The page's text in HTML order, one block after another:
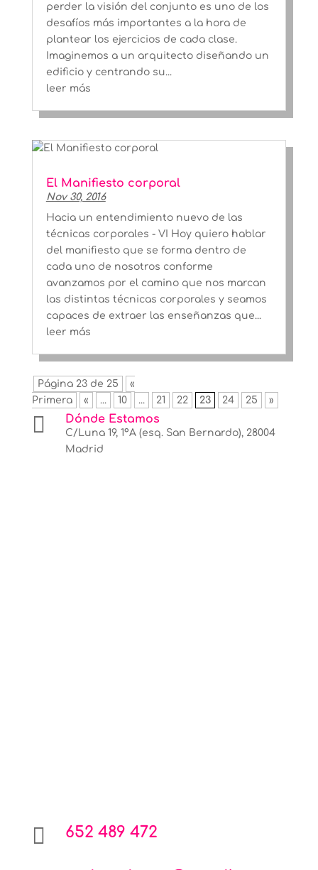
perder la visión del conjunto es uno de los
desafíos más importantes a la hora de
plantear los ejercicios de cada clase.
Imaginemos a un arquitecto diseñando un
edificio y centrando su...
leer más
El Manifiesto corporal
Nov 30, 2016
Hacia un entendimiento nuevo de las
técnicas corporales - VI Hoy quiero hablar
del manifiesto que se forma dentro de
cada uno de nosotros conforme
avanzamos por el camino que nos marcan
las distintas técnicas corporales y seamos
capaces de extraer las enseñanzas que...
leer más
Página 23 de 25
«
Primera
« ... 10 ... 21 22 23 24 25 »
 Dónde Estamos
C/Luna 19, 1ºA (esq. San Bernardo), 28004
Madrid
 652 489 472